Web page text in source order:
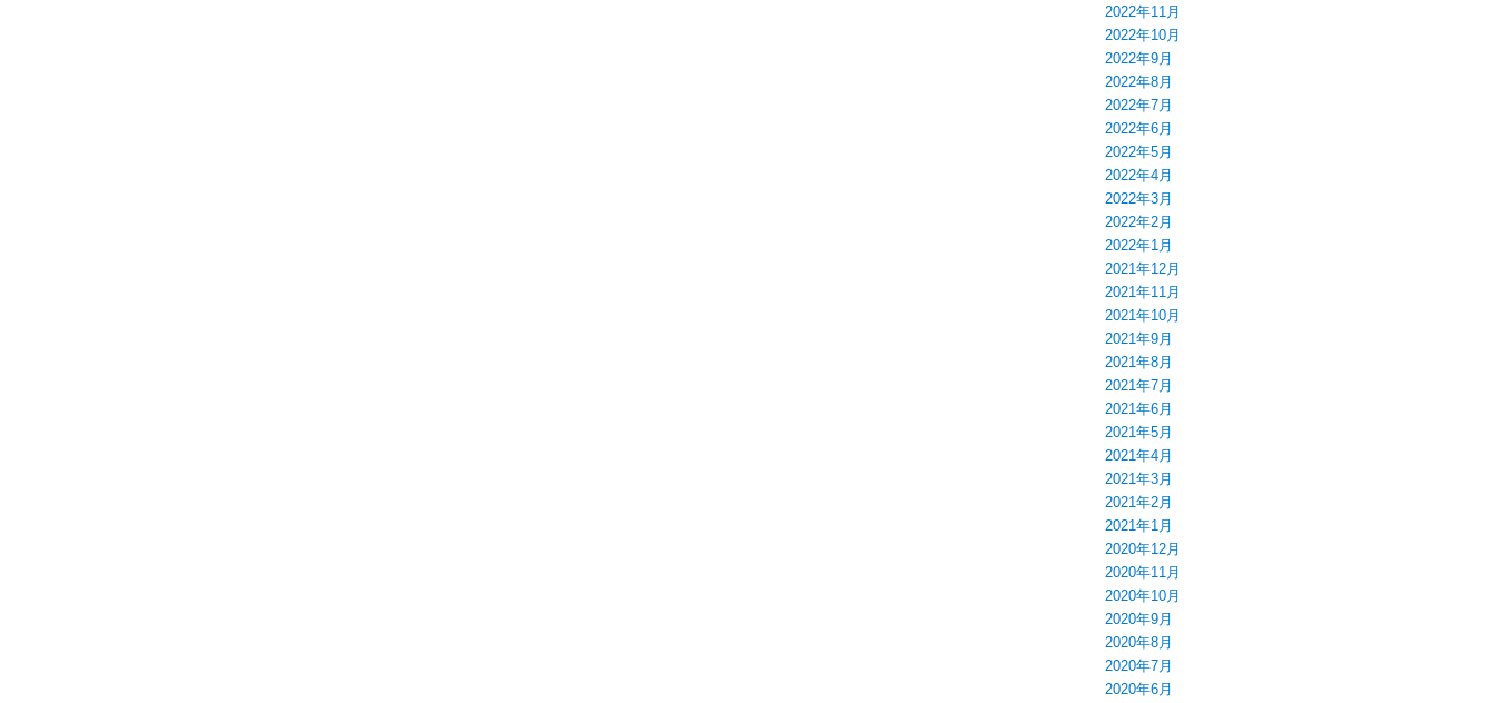
2022年11月
2022年10月
2022年9月
2022年8月
2022年7月
2022年6月
2022年5月
2022年4月
2022年3月
2022年2月
2022年1月
2021年12月
2021年11月
2021年10月
2021年9月
2021年8月
2021年7月
2021年6月
2021年5月
2021年4月
2021年3月
2021年2月
2021年1月
2020年12月
2020年11月
2020年10月
2020年9月
2020年8月
2020年7月
2020年6月